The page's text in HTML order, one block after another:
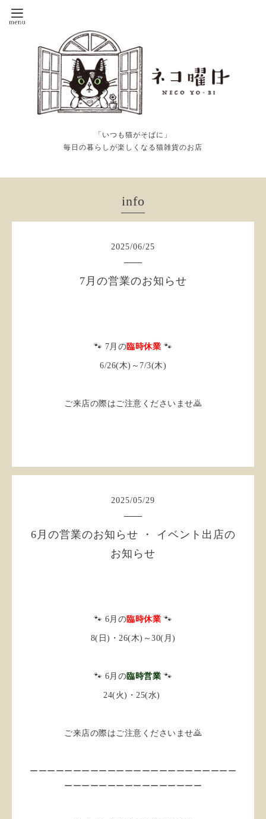
「いつも猫がそばに」
毎日の暮らしが楽しくなる猫雑貨のお店
info
2025/06/25
7月の営業のお知らせ
🐾 7月の臨時休業 🐾
6/26(木)～7/3(木)
ご来店の際はご注意くださいませ🙇
2025/05/29
6月の営業のお知らせ ・ イベント出店の
お知らせ
🐾 6月の臨時休業 🐾
8(日)・26(木)～30(月)
🐾 6月の臨時営業 🐾
24(火)・25(水)
ご来店の際はご注意くださいませ🙇
ーーーーーーーーーーーーーーーーーーーーーーーー
ーーーーーーーーーーーーーーーー